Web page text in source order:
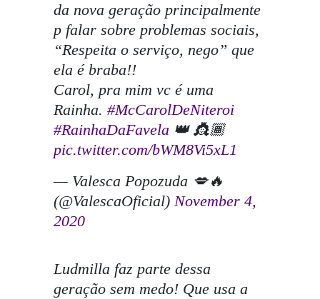
da nova geração principalmente
p falar sobre problemas sociais,
“Respeita o serviço, nego” que
ela é braba!!
Carol, pra mim vc é uma
Rainha. #McCarolDeNiteroi
#RainhaDaFavela 👑 👸🏾
pic.twitter.com/bWM8Vi5xL1
— Valesca Popozuda 💋🔥
(@ValescaOficial) November 4,
2020
Ludmilla faz parte dessa
geração sem medo! Que usa a